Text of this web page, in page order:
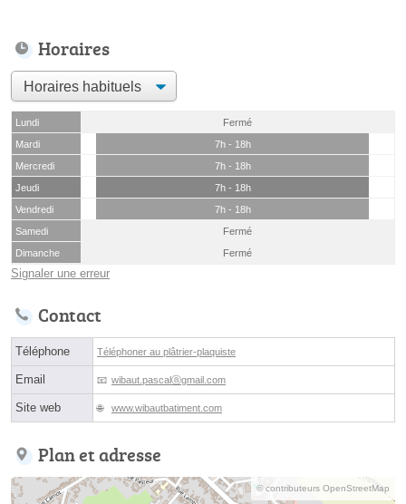
Horaires
Lundi
Fermé
Mardi
7h - 18h
Mercredi
7h - 18h
Jeudi
7h - 18h
Vendredi
7h - 18h
Samedi
Fermé
Dimanche
Fermé
Signaler une erreur
Contact
Téléphone Téléphoner au plâtrier-plaquiste
Email wibaut.pascalⓐgmail.com
Site web www.wibautbatiment.com
Plan et adresse
© contributeurs OpenStreetMap